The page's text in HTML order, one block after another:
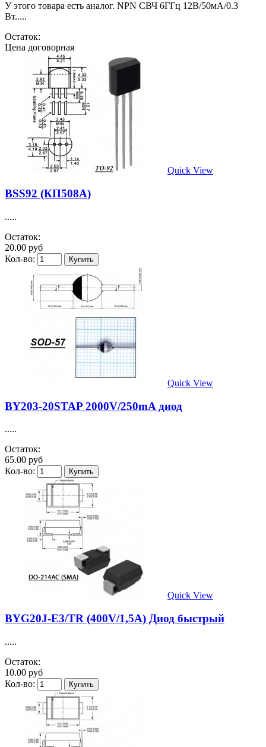
У этого товара есть аналог. NPN СВЧ 6ГГц 12В/50мА/0.3
Вт.....
Остаток:
Цена договорная
Quick View
BSS92 (КП508А)
.....
Остаток:
20.00 руб
Кол-во:
Quick View
BY203-20STAP 2000V/250mA диод
.....
Остаток:
65.00 руб
Кол-во:
Quick View
BYG20J-E3/TR (400V/1,5A) Диод быстрый
.....
Остаток:
10.00 руб
Кол-во: